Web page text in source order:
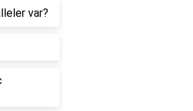
var?